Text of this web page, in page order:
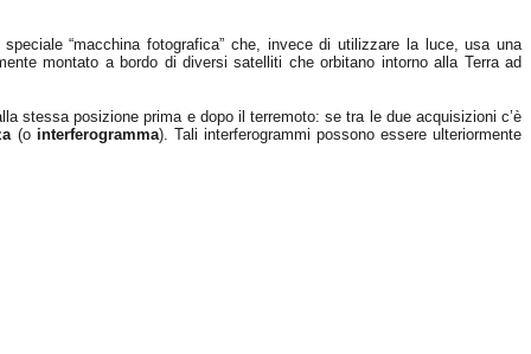
“macchina fotografica” che, invece di utilizzare la luce, usa una
montato a bordo di diversi satelliti che orbitano intorno alla Terra ad
stessa posizione prima e dopo il terremoto: se tra le due acquisizioni c’è
(o interferogramma). Tali interferogrammi possono essere ulteriormente